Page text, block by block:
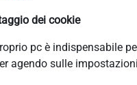
dei cookie
pc è indispensabile
agendo sulle